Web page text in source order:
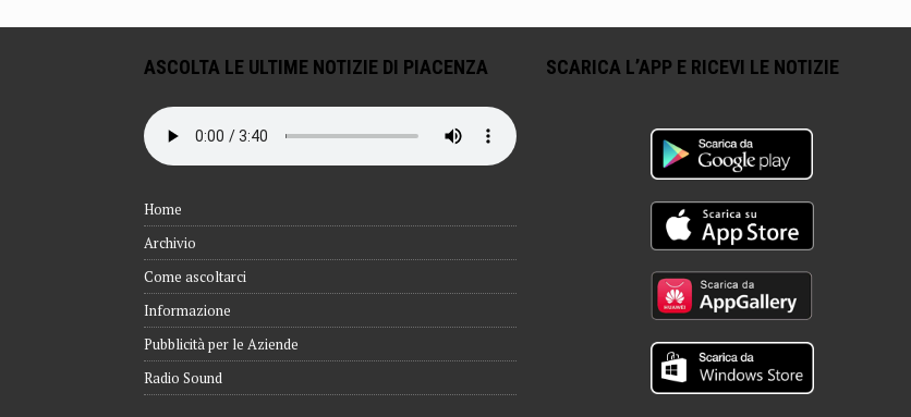
ASCOLTA LE ULTIME NOTIZIE DI PIACENZA
Home
Archivio
Come ascoltarci
Informazione
Pubblicità per le Aziende
Radio Sound
SCARICA L’APP E RICEVI LE NOTIZIE